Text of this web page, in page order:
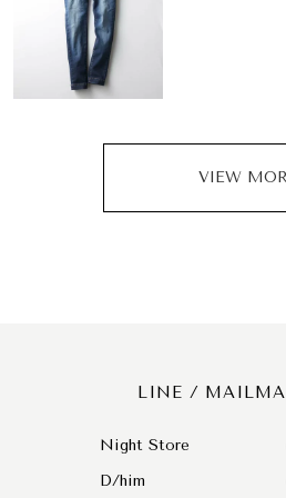
VIEW
LINE /
Night Store
D/him